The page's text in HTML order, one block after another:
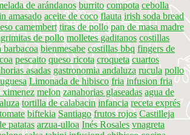
de arándanos burrito compota cebolla
amasado aceite de coco flauta irish soda bread
camembert tiras de pollo pan de masa madre
de pollo molletes gaditanos costillas
barbacoa bienmesabe costillas bbq fingers de
pescaito queso ricota croqueta cuartos
asadas gastronomia andaluza rucula pollo
Limonada de hibisco fria infusion fria
ximenez melon zanahorias glaseadas agua de
tortilla de calabacin infancia receta exprés
biftekia Santiago frutos rojos Castilleja
patatas arzua-ulloa Inés Rosales vnagreta